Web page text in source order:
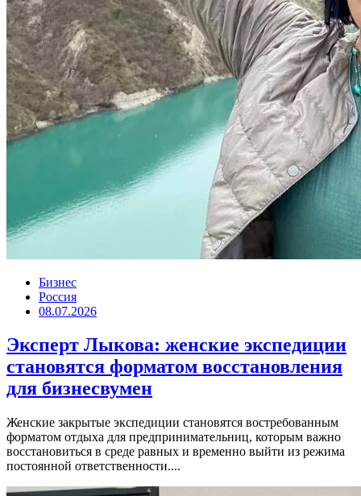
Бизнес
Россия
08.07.2026
Эксперт Лыкова: женские экспедиции
становятся форматом восстановления
для бизнесвумен
Женские закрытые экспедиции становятся востребованным
форматом отдыха для предпринимательниц, которым важно
восстановиться в среде равных и временно выйти из режима
постоянной ответственности....